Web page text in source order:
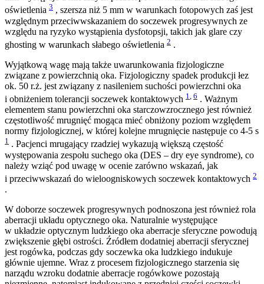
oświetlenia 3 , szersza niż 5 mm w warunkach fotopowych zaś jest
względnym przeciwwskazaniem do soczewek progresywnych ze
względu na ryzyko wystąpienia dysfotopsji, takich jak glare czy
ghosting w warunkach słabego oświetlenia 2 .
Wyjątkową wagę mają także uwarunkowania fizjologiczne
związane z powierzchnią oka. Fizjologiczny spadek produkcji łez
ok. 50 r.ż. jest związany z nasileniem suchości powierzchni oka
i obniżeniem tolerancji soczewek kontaktowych 1, 6 . Ważnym
elementem stanu powierzchni oka starczowzrocznego jest również
częstotliwość mrugnięć mogąca mieć obniżony poziom względem
normy fizjologicznej, w której kolejne mrugnięcie następuje co 4-5 s
1 . Pacjenci mrugający rzadziej wykazują większą częstość
występowania zespołu suchego oka (DES – dry eye syndrome), co
należy wziąć pod uwagę w ocenie zarówno wskazań, jak
i przeciwwskazań do wieloogniskowych soczewek kontaktowych 2
.
W doborze soczewek progresywnych podnoszona jest rów­­nież rola
aberracji układu optycznego oka. Naturalnie występujące
w układzie optycznym ludzkiego oka aberracje sferyczne powodują
zwiększenie głębi ostrości. Źródłem dodatniej aberracji sferycznej
jest rogówka, podczas gdy soczewka oka ludzkiego indukuje
głównie ujemne. Wraz z procesem fizjologicznego starzenia się
narządu wzroku dodatnie aberracje rogówkowe pozostają